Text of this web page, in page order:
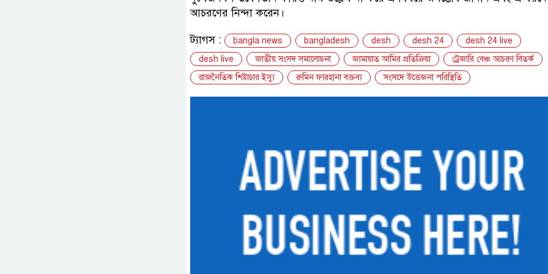
আচরণের নিন্দা করেন।
ট্যাগস :
bangla news bangladesh desh desh 24
desh 24 live
desh live
জাতীয় সংসদ সমালোচনা জামায়াত আমির প্রতিক্রিয়া
ট্রেজারি বেঞ্চ আচরণ বিতর্ক
রাজনৈতিক শিষ্টাচার ইস্যু
রুমিন ফারহানা বক্তব্য সংসদে উত্তেজনা পরিস্থিতি